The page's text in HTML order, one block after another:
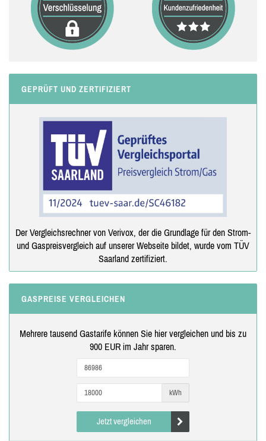
GEPRÜFT UND ZERTIFIZIERT
Der Vergleichsrechner von Verivox, der die Grundlage für den Strom-
und Gaspreisvergleich auf unserer Webseite bildet, wurde vom TÜV
Saarland zertifiziert.
GASPREISE VERGLEICHEN
Mehrere tausend Gastarife können Sie hier vergleichen und bis zu
900 EUR im Jahr sparen.
kWh
Jetzt vergleichen